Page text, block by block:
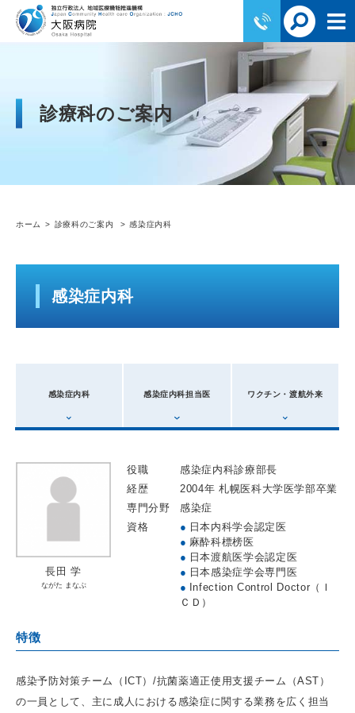
診療科のご案内
ホーム 診療科のご案内 感染症内科
感染症内科
感染症内科 感染症内科担当医 ワクチン・渡航外来
長田 学
ながた まなぶ
役職
感染症内科診療部長
経歴
2004年 札幌医科大学医学部卒業
専門分野
感染症
資格
● 日本内科学会認定医
● 麻酔科標榜医
● 日本渡航医学会認定医
● 日本感染症学会専門医
● Infection Control Doctor（Ｉ
ＣＤ）
特徴
感染予防対策チーム（ICT）/抗菌薬適正使用支援チーム（AST）
の一員として、主に成人における感染症に関する業務を広く担当